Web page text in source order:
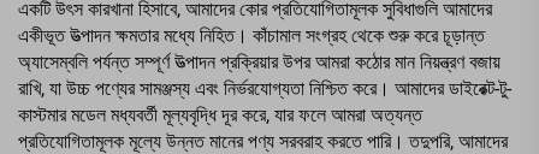
একটি উৎস কারখানা হিসাবে, আমাদের কোর প্রতিযোগিতামূলক সুবিধাগুলি আমাদের
একীভূত উত্পাদন ক্ষমতার মধ্যে নিহিত। কাঁচামাল সংগ্রহ থেকে শুরু করে চূড়ান্ত
অ্যাসেম্বলি পর্যন্ত সম্পূর্ণ উত্পাদন প্রক্রিয়ার উপর আমরা কঠোর মান নিয়ন্ত্রণ বজায়
রাখি, যা উচ্চ পণ্যের সামঞ্জস্য এবং নির্ভরযোগ্যতা নিশ্চিত করে। আমাদের ডাইরেক্ট-টু-
কাস্টমার মডেল মধ্যবর্তী মূল্যবৃদ্ধি দূর করে, যার ফলে আমরা অত্যন্ত
প্রতিযোগিতামূলক মূল্যে উন্নত মানের পণ্য সরবরাহ করতে পারি। তদুপরি, আমাদের